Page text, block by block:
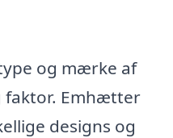
og mærke af
Emhætter
designs og